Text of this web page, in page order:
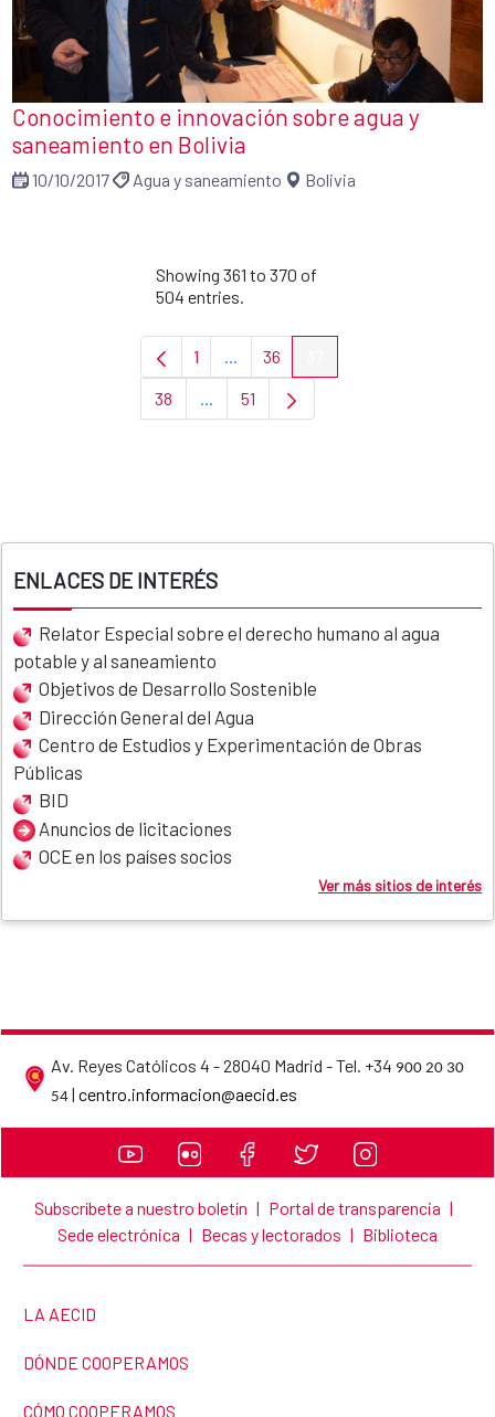
Conocimiento e innovación sobre agua y
saneamiento en Bolivia
10/10/2017 Agua y saneamiento Bolivia
Showing 361 to 370 of
504 entries.
Page
1 ...Intermediate Pages Use TAB to
Page
36
Page
38 ...Intermediate Pages Use TAB to
Page
51
ENLACES DE INTERÉS
Relator Especial sobre el derecho humano al agua
potable y al saneamiento
Objetivos de Desarrollo Sostenible
Dirección General del Agua
Centro de Estudios y Experimentación de Obras
Públicas
BID
Anuncios de licitaciones
OCE en los países socios
Ver más sitios de interés
Av. Reyes Católicos 4 - 28040 Madrid - Tel. +34 900 20 30
54 | centro.informacion@aecid.esAECID contact details
Subscríbete a nuestro boletín | Portal de transparencia |
Sede electrónica | Becas y lectorados | Biblioteca
LINK TO THE WEBSITE:
LA AECID
LINK TO THE WEBSITE:
DÓNDE COOPERAMOS
LINK TO THE WEBSITE:
CÓMO COOPERAMOS